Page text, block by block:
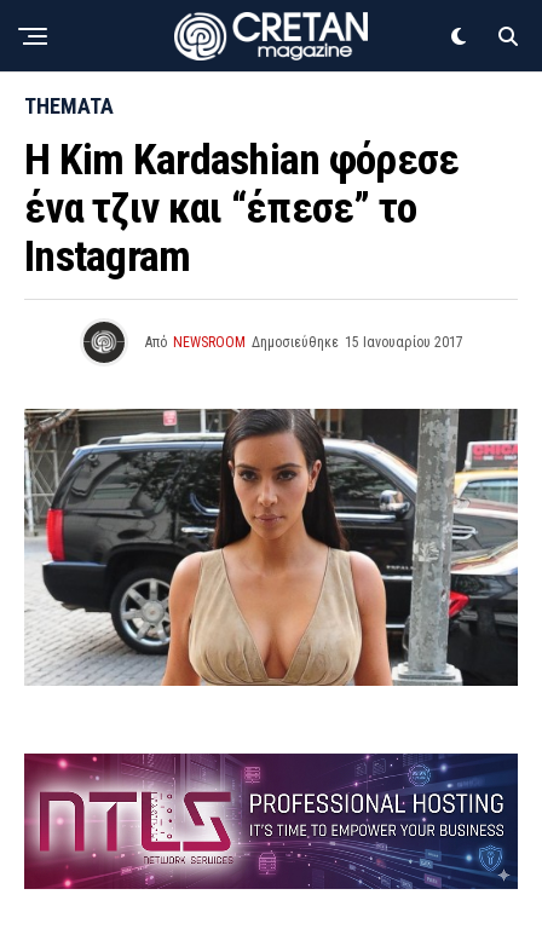
THEMATA
Η Kim Kardashian φόρεσε
ένα τζιν και “έπεσε” το
Instagram
Από NEWSROOM Δημοσιεύθηκε 15 Ιανουαρίου 2017